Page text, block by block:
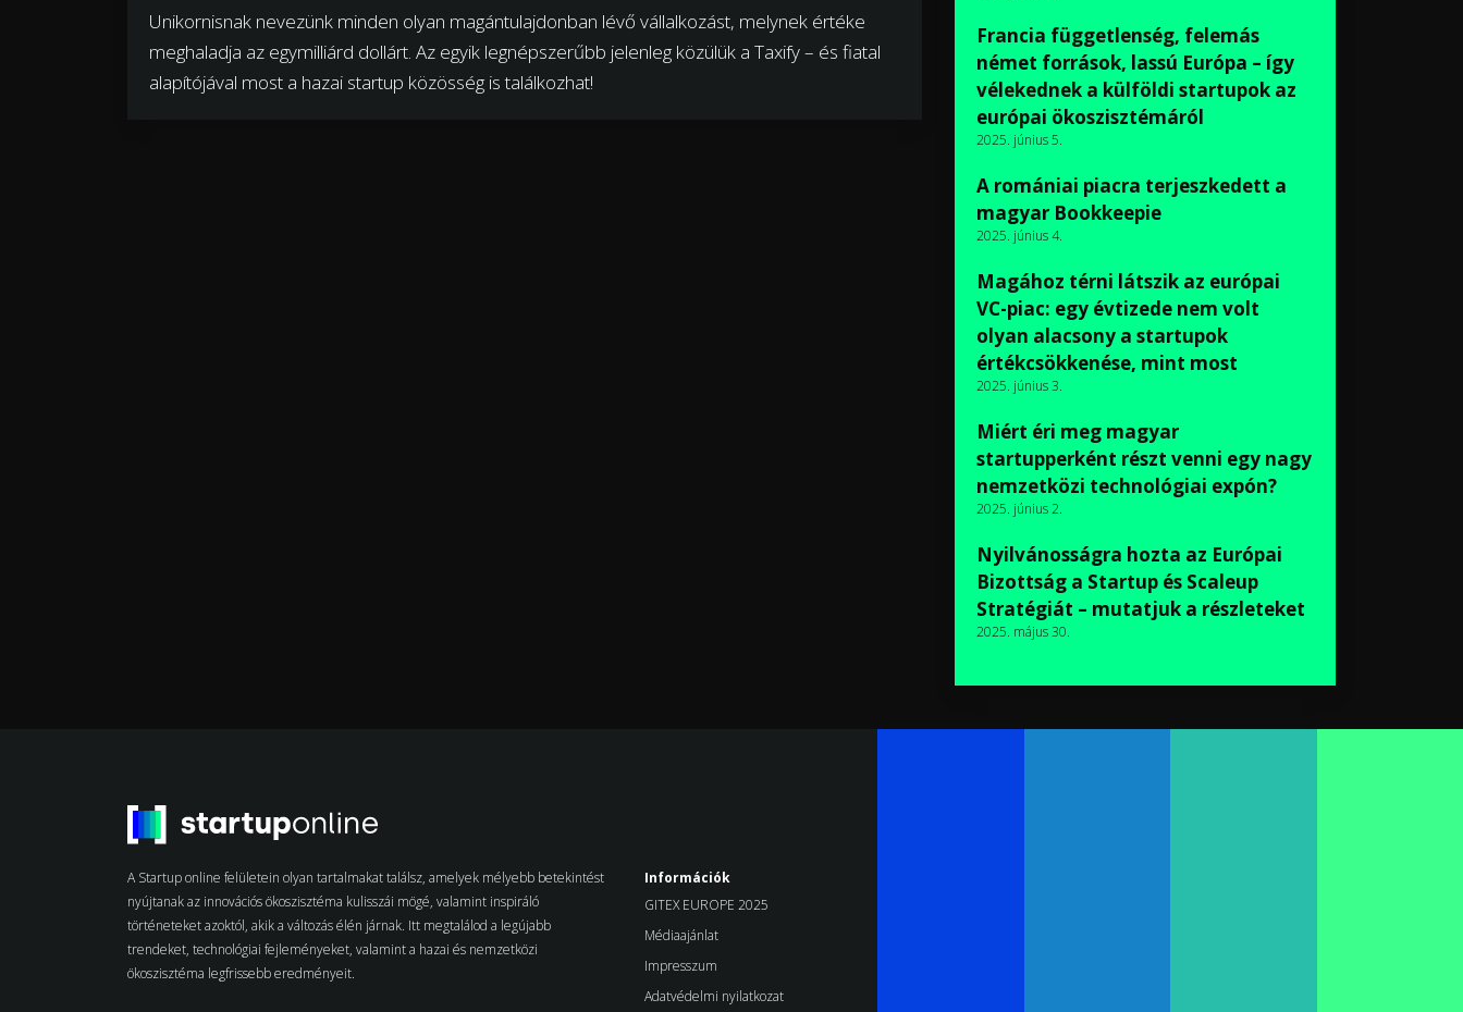
Unikornisnak nevezünk minden olyan magántulajdonban lévő vállalkozást, melynek értéke
meghaladja az egymilliárd dollárt. Az egyik legnépszerűbb jelenleg közülük a Taxify – és fiatal
alapítójával most a hazai startup közösség is találkozhat!
Francia függetlenség, felemás
német források, lassú Európa – így
vélekednek a külföldi startupok az
európai ökoszisztémáról
2025. június 5.
A romániai piacra terjeszkedett a
magyar Bookkeepie
2025. június 4.
Magához térni látszik az európai
VC-piac: egy évtizede nem volt
olyan alacsony a startupok
értékcsökkenése, mint most
2025. június 3.
Miért éri meg magyar
startupperként részt venni egy nagy
nemzetközi technológiai expón?
2025. június 2.
Nyilvánosságra hozta az Európai
Bizottság a Startup és Scaleup
Stratégiát – mutatjuk a részleteket
2025. május 30.
A Startup online felületein olyan tartalmakat találsz, amelyek mélyebb betekintést
nyújtanak az innovációs ökoszisztéma kulisszái mögé, valamint inspiráló
történeteket azoktól, akik a változás élén járnak. Itt megtalálod a legújabb
trendeket, technológiai fejleményeket, valamint a hazai és nemzetközi
ökoszisztéma legfrissebb eredményeit.
Információk
GITEX EUROPE 2025
Médiaajánlat
Impresszum
Adatvédelmi nyilatkozat